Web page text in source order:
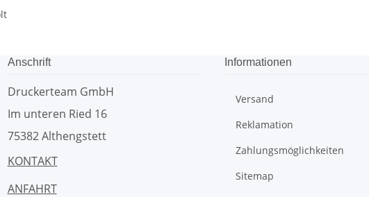
Anschrift
Druckerteam GmbH
Im unteren Ried 16
75382 Althengstett
KONTAKT
ANFAHRT
Informationen
Versand
Reklamation
Zahlungsmöglichkeiten
Sitemap